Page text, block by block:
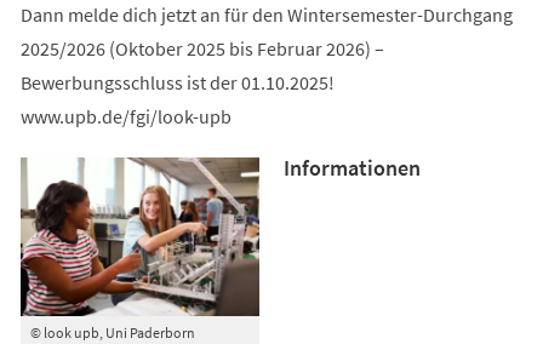
Dann melde dich jetzt an für den Wintersemester-Durchgang
2025/2026 (Oktober 2025 bis Februar 2026) –
Bewerbungsschluss ist der 01.10.2025!
www.upb.de/fgi/look-upb
© look upb, Uni Paderborn
Informationen